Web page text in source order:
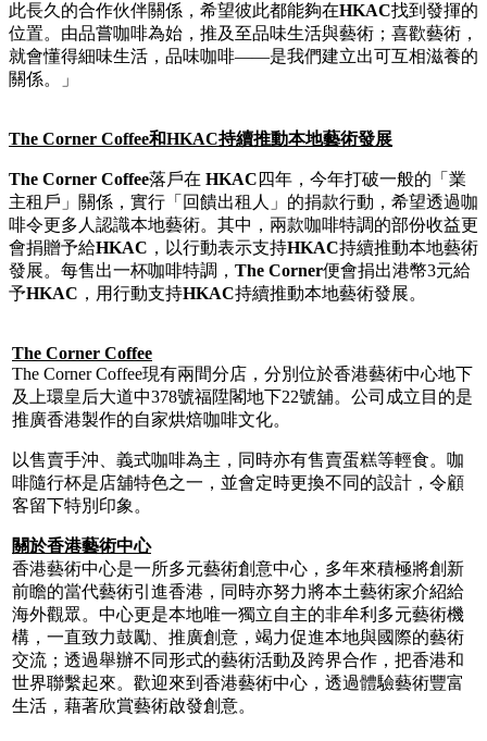
此長久的合作伙伴關係，希望彼此都能夠在HKAC找到發揮的
位置。由品嘗咖啡為始，推及至品味生活與藝術；喜歡藝術，
就會懂得細味生活，品味咖啡——是我們建立出可互相滋養的
關係。」
The Corner Coffee和HKAC持續推動本地藝術發展
The Corner Coffee落戶在 HKAC 四年，今年打破一般的「業
主租戶」關係，實行「回饋出租人」的捐款行動，希望透過咖
啡令更多人認識本地藝術。其中，兩款咖啡特調的部份收益更
會捐贈予給HKAC ，以行動表示支持HKAC持續推動本地藝術
發展。每售出一杯咖啡特調， The Corner便會捐出港幣3元給
予HKAC ，用行動支持HKAC持續推動本地藝術發展。
The Corner Coffee
The Corner Coffee現有兩間分店，分別位於香港藝術中心地下
及上環皇后大道中378號福陞閣地下22號舖。公司成立目的是
推廣香港製作的自家烘焙咖啡文化。
以售賣手沖、義式咖啡為主，同時亦有售賣蛋糕等輕食。咖
啡隨行杯是店舖特色之一，並會定時更換不同的設計，令顧
客留下特別印象。
關於香港藝術中心
香港藝術中心是一所多元藝術創意中心，多年來積極將創新
前瞻的當代藝術引進香港，同時亦努力將本土藝術家介紹給
海外觀眾。中心更是本地唯一獨立自主的非牟利多元藝術機
構，一直致力鼓勵、推廣創意，竭力促進本地與國際的藝術
交流；透過舉辦不同形式的藝術活動及跨界合作，把香港和
世界聯繫起來。歡迎來到香港藝術中心，透過體驗藝術豐富
生活，藉著欣賞藝術啟發創意。